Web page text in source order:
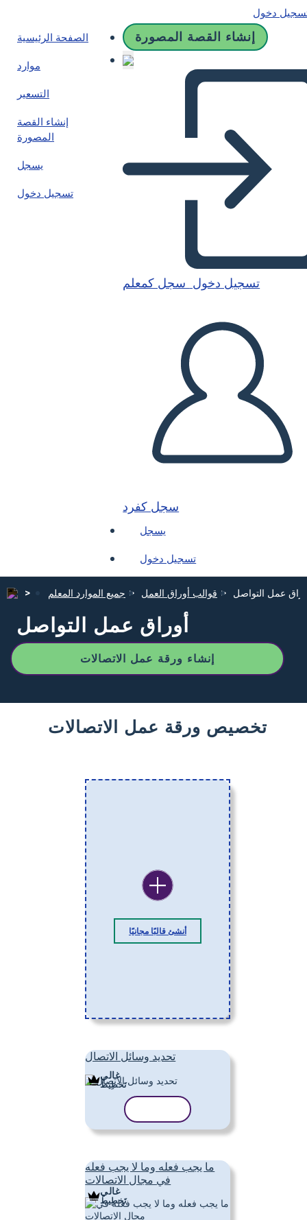
دخول
الصفحة الرئيسية
موارد
التسعير
إنشاء القصة
المصورة
يسجل
تسجيل دخول
إنشاء القصة المصورة
تسجيل دخول سجل كمعلم
سجل كفرد
يسجل
تسجيل دخول
جميع الموارد المعلم قوالب أوراق العمل عمل التواصل
أوراق عمل التواصل
إنشاء ورقة عمل الاتصالات
تخصيص ورقة عمل الاتصالات
أنشئ قالبًا مجانيًا
تحديد وسائل الاتصال
غالي
تَخطِيط
ما يجب فعله وما لا يجب فعله
في مجال الاتصالات
غالي
تَخطِيط